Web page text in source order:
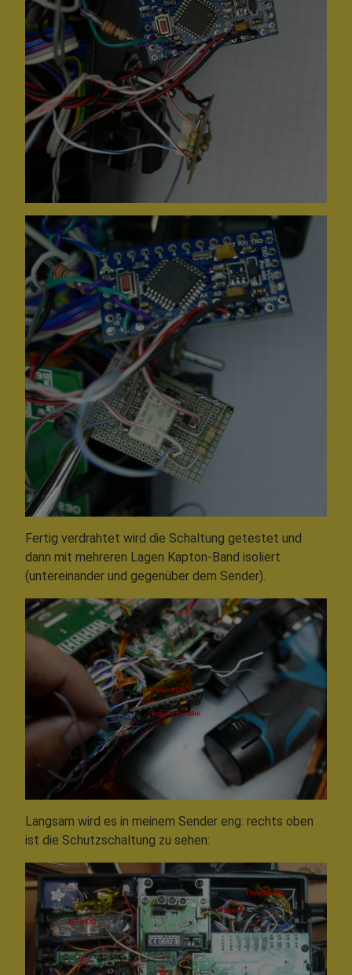
Fertig verdrahtet wird die Schaltung getestet und
dann mit mehreren Lagen Kapton-Band isoliert
(untereinander und gegenüber dem Sender).
Langsam wird es in meinem Sender eng: rechts oben
ist die Schutzschaltung zu sehen: